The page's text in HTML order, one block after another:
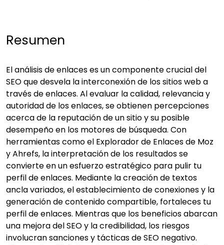
Resumen
El análisis de enlaces es un componente crucial del
SEO que desvela la interconexión de los sitios web a
través de enlaces. Al evaluar la calidad, relevancia y
autoridad de los enlaces, se obtienen percepciones
acerca de la reputación de un sitio y su posible
desempeño en los motores de búsqueda. Con
herramientas como el Explorador de Enlaces de Moz
y Ahrefs, la interpretación de los resultados se
convierte en un esfuerzo estratégico para pulir tu
perfil de enlaces. Mediante la creación de textos
ancla variados, el establecimiento de conexiones y la
generación de contenido compartible, fortaleces tu
perfil de enlaces. Mientras que los beneficios abarcan
una mejora del SEO y la credibilidad, los riesgos
involucran sanciones y tácticas de SEO negativo.